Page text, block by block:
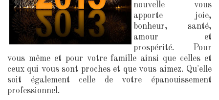
nouvelle vous
apporte joie,
bonheur, santé,
amour et
prospérité. Pour
vous même et pour votre famille ainsi que celles et
ceux qui vous sont proches et que vous aimez. Qu'elle
soit également celle de votre épanouissement
professionnel.